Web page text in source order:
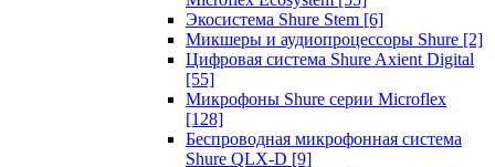
Экосистема Shure Stem [6]
Микшеры и аудиопроцессоры Shure [2]
Цифровая система Shure Axient Digital
[55]
Микрофоны Shure серии Microflex
[128]
Беспроводная микрофонная система
Shure QLX-D [9]